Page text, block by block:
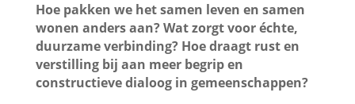
Hoe pakken we het samen leven en samen
wonen anders aan? Wat zorgt voor échte,
duurzame verbinding? Hoe draagt rust en
verstilling bij aan meer begrip en
constructieve dialoog in gemeenschappen?